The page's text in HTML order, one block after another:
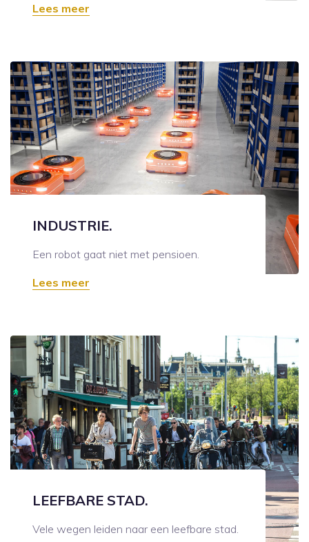
Lees meer
INDUSTRIE.
Een robot gaat niet met pensioen.
Lees meer
LEEFBARE STAD.
Vele wegen leiden naar een leefbare stad.